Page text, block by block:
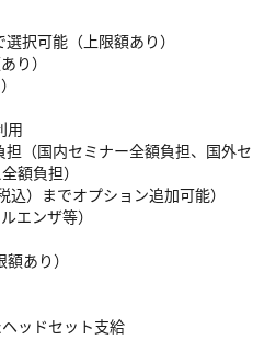
択可能（上限額あり）
り）
用
（国内セミナー全額負担、国外セ
額負担）
）までオプション追加可能）
エンザ等）
あり）
ッドセット支給